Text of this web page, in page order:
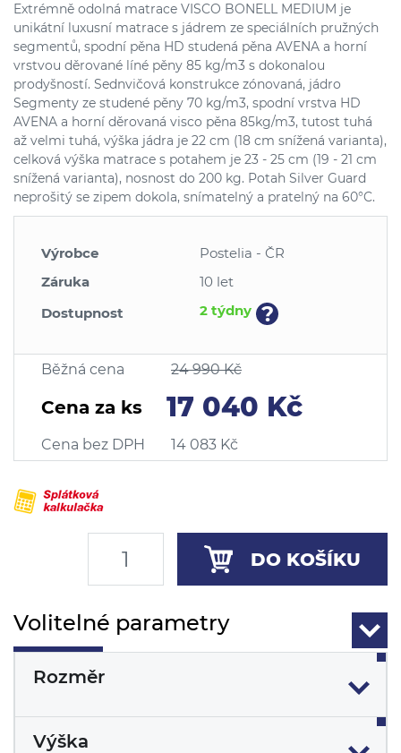
Extrémně odolná matrace VISCO BONELL MEDIUM je
unikátní luxusní matrace s jádrem ze speciálních pružných
segmentů, spodní pěna HD studená pěna AVENA a horní
vrstvou děrované líné pěny 85 kg/m3 s dokonalou
prodyšností. Sednvičová konstrukce zónovaná, jádro
Segmenty ze studené pěny 70 kg/m3, spodní vrstva HD
AVENA a horní děrovaná visco pěna 85kg/m3, tutost tuhá
až velmi tuhá, výška jádra je 22 cm (18 cm snížená varianta),
celková výška matrace s potahem je 23 - 25 cm (19 - 21 cm
snížená varianta), nosnost do 200 kg. Potah Silver Guard
neprošitý se zipem dokola, snímatelný a pratelný na 60°C.
Výrobce
Postelia - ČR
Záruka
10 let
Dostupnost
2 týdny ?
Běžná cena 24 990 Kč
Cena za ks 17 040 Kč
Cena bez DPH 14 083 Kč
DO KOŠÍKU
Volitelné parametry
Rozměr
Výška